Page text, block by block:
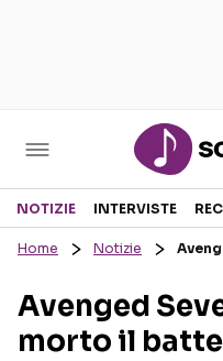
Sezioni
RECENSIONI MUSICALI
INTERVISTE
NOTIZIE INTERVISTE
Home Notizie
Avenged
morto il